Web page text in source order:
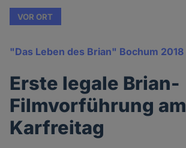
VOR ORT
"Das Leben des Brian" Bochum 2018
Erste legale Brian-
Filmvorführung am
Karfreitag